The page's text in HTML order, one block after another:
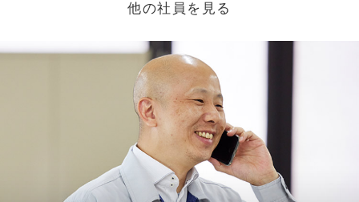
他の社員を見る